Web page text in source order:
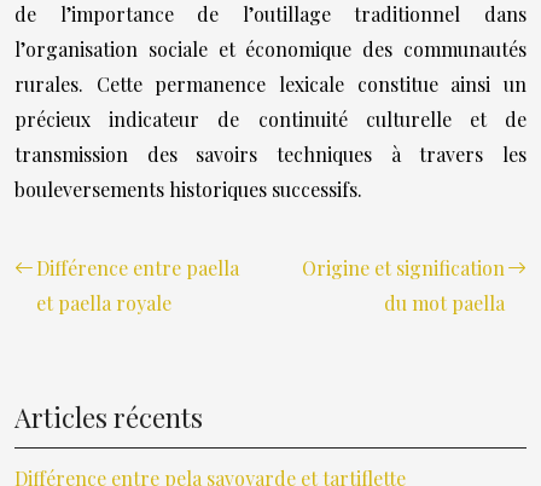
de l’importance de l’outillage traditionnel dans
l’organisation sociale et économique des communautés
rurales. Cette permanence lexicale constitue ainsi un
précieux indicateur de continuité culturelle et de
transmission des savoirs techniques à travers les
bouleversements historiques successifs.
Différence entre paella
et paella royale
Origine et signification
du mot paella
Articles récents
Différence entre pela savoyarde et tartiflette